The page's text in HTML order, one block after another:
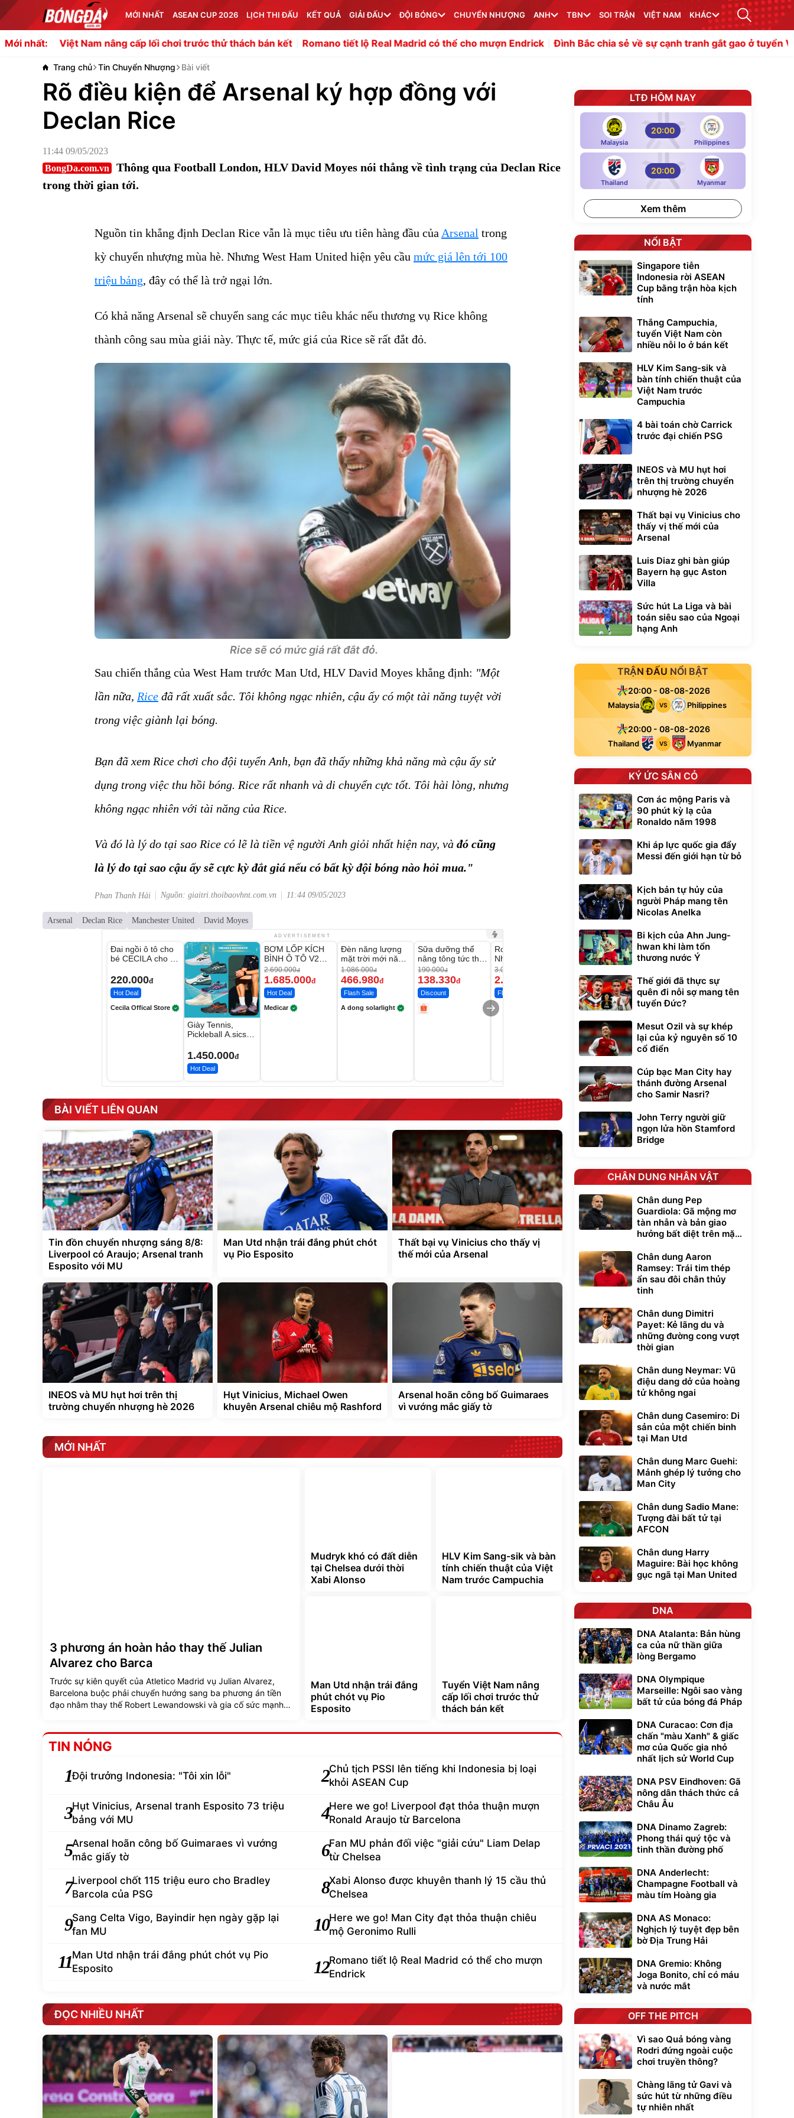
MỚI NHẤT ASEAN CUP 2026 LỊCH THI ĐẤU KẾT QUẢ GIẢI ĐẤU ĐỘI BÓNG CHUYỂN NHƯỢNG ANH TBN SOI TRẬN VIỆT NAM KHÁC
Mới nhất:
Nam nâng cấp lối chơi trước thử thách bán kết Romano tiết lộ Real Madrid có thể cho mượn Endrick Đình Bắc chia sẻ về sự cạnh tranh gắt gao ở tuyển Việt Nam Chủ
Trang chủ Tin Chuyển Nhượng Bài viết
Rõ điều kiện để Arsenal ký hợp đồng với
Declan Rice
11:44 09/05/2023
BongDa.com.vn
Thông qua Football London, HLV David Moyes nói thẳng về tình trạng của Declan Rice
trong thời gian tới.
Nguồn tin khẳng định Declan Rice vẫn là mục tiêu ưu tiên hàng đầu của Arsenal trong
kỳ chuyển nhượng mùa hè. Nhưng West Ham United hiện yêu cầu mức giá lên tới 100
triệu bảng, đây có thể là trở ngại lớn.
Có khả năng Arsenal sẽ chuyển sang các mục tiêu khác nếu thương vụ Rice không
thành công sau mùa giải này. Thực tế, mức giá của Rice sẽ rất đắt đỏ.
Rice sẽ có mức giá rất đắt đỏ.
Sau chiến thắng của West Ham trước Man Utd, HLV David Moyes khẳng định: "Một
lần nữa, Rice đã rất xuất sắc. Tôi không ngạc nhiên, cậu ấy có một tài năng tuyệt vời
trong việc giành lại bóng.
Bạn đã xem Rice chơi cho đội tuyển Anh, bạn đã thấy những khả năng mà cậu ấy sử
dụng trong việc thu hồi bóng. Rice rất nhanh và di chuyển cực tốt. Tôi hài lòng, nhưng
không ngạc nhiên với tài năng của Rice.
Và đó là lý do tại sao Rice có lẽ là tiền vệ người Anh giỏi nhất hiện nay, và đó cũng
là lý do tại sao cậu ấy sẽ cực kỳ đắt giá nếu có bất kỳ đội bóng nào hỏi mua."
Phan Thanh Hải Nguồn: giaitri.thoibaovhnt.com.vn 11:44 09/05/2023
Arsenal Declan Rice Manchester United David Moyes
ADVERTISEMENT
Đai ngồi ô tô cho
bé CECILA cho bé
220.000đ
Hot Deal
Cecila Offical Store
Giày Tennis,
Pickleball A.sics
Các Phối Màu
1.450.000đ
Hot Deal
-37%
Unmute
BƠM LỐP KÍCH
BÌNH Ô TÔ V2
4IN1 Medicar
12.000mAh
2.690.000đ
1.685.000đ
Hot Deal
Medicar
-56%
Đèn năng lượng
mặt trời mới năm
2026 có 120 viên
LED lớn
1.086.000đ
466.980đ
Flash Sale
A dong solarlight
-27%
Sữa dưỡng thể
nâng tông tức thì
Vaseline Body
190.000đ
138.330đ
Discount
Robot Hút Bụi Lau
Nhà - D2-001 -
Thông Minh
3.000.000
2.200.000
Flash Sale
Unmute
Vali Bamozo
Khung Nhôm
9066 Size
20/24/28 Cao Cấp
825.000đ
Flash Sale
Lót ghế ôtô, nâng
lưng chống nóng
giúp thoải mái
trong di chuyển
295.000
Đã bán nhiều
BÀI VIẾT LIÊN QUAN
Tin đồn chuyển nhượng sáng 8/8:
Liverpool có Araujo; Arsenal tranh
Esposito với MU
Man Utd nhận trái đắng phút chót
vụ Pio Esposito
Thất bại vụ Vinicius cho thấy vị
thế mới của Arsenal
INEOS và MU hụt hơi trên thị
trường chuyển nhượng hè 2026
Hụt Vinicius, Michael Owen
khuyên Arsenal chiêu mộ Rashford
Arsenal hoãn công bố Guimaraes
vì vướng mắc giấy tờ
MỚI NHẤT
3 phương án hoàn hảo thay thế Julian
Alvarez cho Barca
Trước sự kiên quyết của Atletico Madrid vụ Julian Alvarez,
Barcelona buộc phải chuyển hướng sang ba phương án tiền
đạo nhằm thay thế Robert Lewandowski và gia cố sức mạnh
Mudryk khó có đất diễn
tại Chelsea dưới thời
Xabi Alonso
HLV Kim Sang-sik và bàn
tính chiến thuật của Việt
Nam trước Campuchia
Man Utd nhận trái đắng
phút chót vụ Pio
Esposito
Tuyển Việt Nam nâng
cấp lối chơi trước thử
thách bán kết
TIN NÓNG
1Đội trưởng Indonesia: "Tôi xin lỗi" 2Chủ tịch PSSI lên tiếng khi Indonesia bị loại
khỏi ASEAN Cup
3Hụt Vinicius, Arsenal tranh Esposito 73 triệu
bảng với MU
4Here we go! Liverpool đạt thỏa thuận mượn
Ronald Araujo từ Barcelona
5Arsenal hoãn công bố Guimaraes vì vướng
mắc giấy tờ
6Fan MU phản đối việc "giải cứu" Liam Delap
từ Chelsea
7Liverpool chốt 115 triệu euro cho Bradley
Barcola của PSG
8Xabi Alonso được khuyên thanh lý 15 cầu thủ
Chelsea
9Sang Celta Vigo, Bayindir hẹn ngày gặp lại
fan MU
10Here we go! Man City đạt thỏa thuận chiêu
mộ Geronimo Rulli
11Man Utd nhận trái đắng phút chót vụ Pio
Esposito
12Romano tiết lộ Real Madrid có thể cho mượn
Endrick
ĐỌC NHIỀU NHẤT
LTĐ HÔM NAY
Malaysia
20:00
Philippines
Thailand
20:00
Myanmar
Xem thêm
NỔI BẬT
Singapore tiễn
Indonesia rời ASEAN
Cup bằng trận hòa kịch
tính
Thắng Campuchia,
tuyển Việt Nam còn
nhiều nỗi lo ở bán kết
HLV Kim Sang-sik và
bàn tính chiến thuật của
Việt Nam trước
Campuchia
4 bài toán chờ Carrick
trước đại chiến PSG
INEOS và MU hụt hơi
trên thị trường chuyển
nhượng hè 2026
Thất bại vụ Vinicius cho
thấy vị thế mới của
Arsenal
Luis Diaz ghi bàn giúp
Bayern hạ gục Aston
Villa
Sức hút La Liga và bài
toán siêu sao của Ngoại
hạng Anh
TRẬN ĐẤU NỔI BẬT
20:00 - 08-08-2026
Malaysia VS Philippines
20:00 - 08-08-2026
Thailand VS Myanmar
KÝ ỨC SÂN CỎ
Cơn ác mộng Paris và
90 phút kỳ lạ của
Ronaldo năm 1998
Khi áp lực quốc gia đẩy
Messi đến giới hạn từ bỏ
Kịch bản tự hủy của
người Pháp mang tên
Nicolas Anelka
Bi kịch của Ahn Jung-
hwan khi làm tổn
thương nước Ý
Thế giới đã thực sự
quên đi nỗi sợ mang tên
tuyển Đức?
Mesut Ozil và sự khép
lại của kỷ nguyên số 10
cổ điển
Cúp bạc Man City hay
thánh đường Arsenal
cho Samir Nasri?
John Terry người giữ
ngọn lửa hồn Stamford
Bridge
CHÂN DUNG NHÂN VẬT
Chân dung Pep
Guardiola: Gã mộng mơ
tàn nhẫn và bản giao
hưởng bất diệt trên mặt
Chân dung Aaron
Ramsey: Trái tim thép
ẩn sau đôi chân thủy
tinh
Chân dung Dimitri
Payet: Kẻ lãng du và
những đường cong vượt
thời gian
Chân dung Neymar: Vũ
điệu dang dở của hoàng
tử không ngai
Chân dung Casemiro: Di
sản của một chiến binh
tại Man Utd
Chân dung Marc Guehi:
Mảnh ghép lý tưởng cho
Man City
Chân dung Sadio Mane:
Tượng đài bất tử tại
AFCON
Chân dung Harry
Maguire: Bài học không
gục ngã tại Man United
DNA
DNA Atalanta: Bản hùng
ca của nữ thần giữa
lòng Bergamo
DNA Olympique
Marseille: Ngôi sao vàng
bất tử của bóng đá Pháp
DNA Curacao: Cơn địa
chấn "màu Xanh" & giấc
mơ của Quốc gia nhỏ
nhất lịch sử World Cup
DNA PSV Eindhoven: Gã
nông dân thách thức cả
Châu Âu
DNA Dinamo Zagreb:
Phong thái quý tộc và
tinh thần đường phố
DNA Anderlecht:
Champagne Football và
màu tím Hoàng gia
DNA AS Monaco:
Nghịch lý tuyệt đẹp bên
bờ Địa Trung Hải
DNA Gremio: Không
Joga Bonito, chỉ có máu
và nước mắt
OFF THE PITCH
Vì sao Quả bóng vàng
Rodri đứng ngoài cuộc
chơi truyền thông?
Chàng lãng tử Gavi và
sức hút từ những điều
tự nhiên nhất